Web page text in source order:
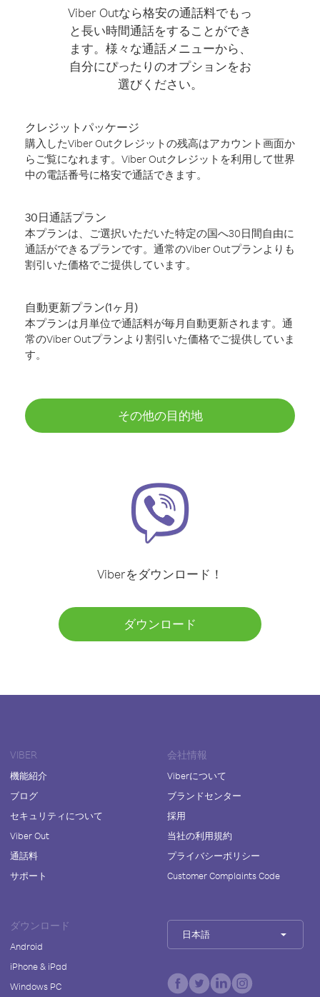
Viber Outなら格安の通話料でもっ
と長い時間通話をすることができ
ます。様々な通話メニューから、
自分にぴったりのオプションをお
選びください。
クレジットパッケージ
購入したViber Outクレジットの残高はアカウント画面か
らご覧になれます。Viber Outクレジットを利用して世界
中の電話番号に格安で通話できます。
30日通話プラン
本プランは、ご選択いただいた特定の国へ30日間自由に
通話ができるプランです。通常のViber Outプランよりも
割引いた価格でご提供しています。
自動更新プラン(1ヶ月)
本プランは月単位で通話料が毎月自動更新されます。通
常のViber Outプランより割引いた価格でご提供していま
す。
その他の目的地
Viberをダウンロード！
ダウンロード
VIBER
機能紹介
ブログ
セキュリティについて
Viber Out
通話料
サポート
会社情報
Viberについて
ブランドセンター
採用
当社の利用規約
プライバシーポリシー
Customer Complaints Code
ダウンロード
Android
iPhone & iPad
Windows PC
日本語